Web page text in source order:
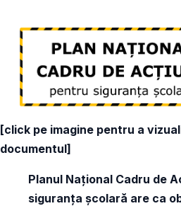
[click pe imagine pentru a
documentul]
Planul Național Cadru de
siguranța școlară are ca